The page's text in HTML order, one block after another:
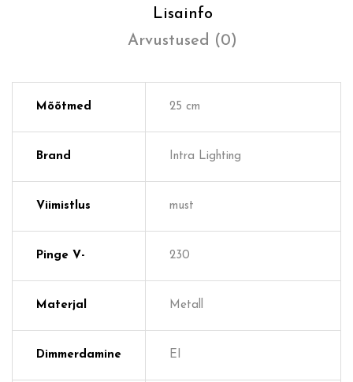
Lisainfo
Arvustused (0)
Mõõtmed 25 cm
Brand Intra Lighting
Viimistlus must
Pinge V- 230
Materjal Metall
Dimmerdamine EI